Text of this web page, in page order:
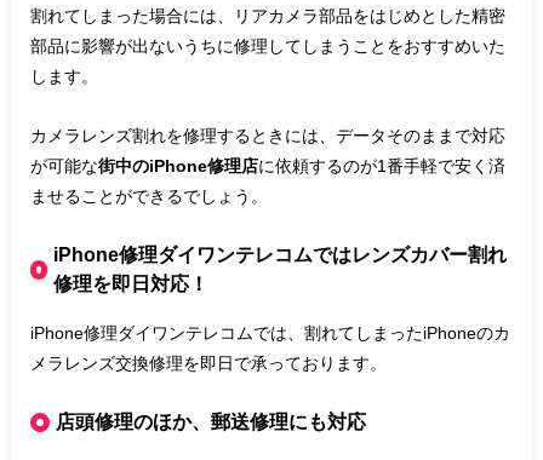
割れてしまった場合には、リアカメラ部品をはじめとした精密
部品に影響が出ないうちに修理してしまうことをおすすめいた
します。
カメラレンズ割れを修理するときには、データそのままで対応
が可能な街中のiPhone修理店に依頼するのが1番手軽で安く済
ませることができるでしょう。
iPhone修理ダイワンテレコムではレンズカバー割れ
修理を即日対応！
iPhone修理ダイワンテレコムでは、割れてしまったiPhoneのカ
メラレンズ交換修理を即日で承っております。
店頭修理のほか、郵送修理にも対応